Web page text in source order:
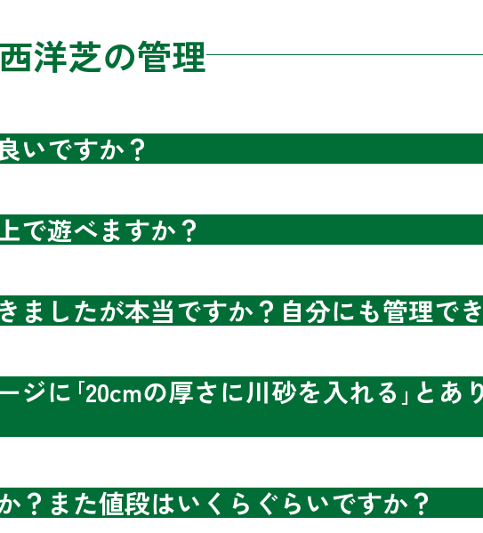
洋芝の管理
いですか？
で遊べますか？
ましたが本当ですか？自分にも管理で
ジに｢20cmの厚さに川砂を入れる｣と
？また値段はいくらぐらいですか？